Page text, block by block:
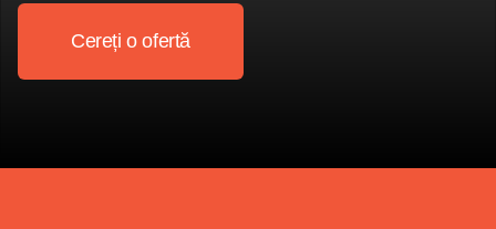
Cereți o ofertă
Cereți o ofertă